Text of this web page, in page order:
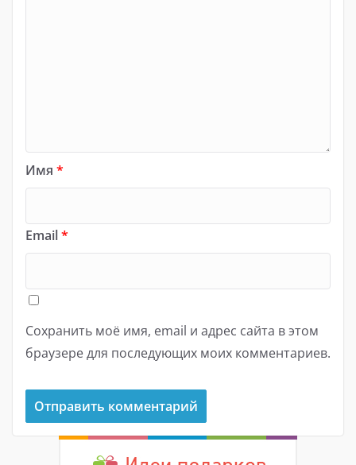
Имя *
Email*
Сохранить моё имя, email и адрес сайта в этом
браузере для последующих моих комментариев.